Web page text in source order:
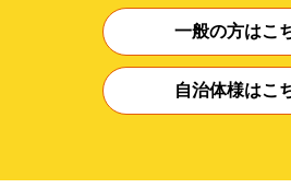
一般の方はこ
自治体様はこ